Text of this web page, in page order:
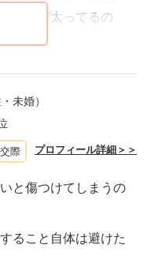
「なぜ太ってるの
って接してくださ
人はまれです。
しょう。
未婚）
際 プロフィール詳細＞＞
と傷つけてしまうの
ること自体は避けた